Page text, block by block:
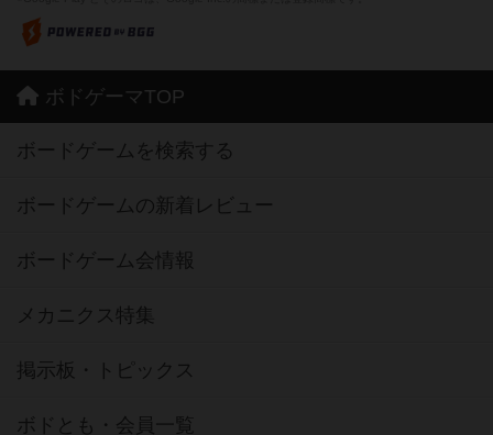
ボドゲーマTOP
ボードゲームを検索する
ボードゲームの新着レビュー
ボードゲーム会情報
メカニクス特集
掲示板・トピックス
ボドとも・会員一覧